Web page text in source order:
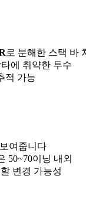
로 분해한 스택 바
에 취약한 투수
적 가능
여줍니다
50~70이닝 내외
변경 가능성